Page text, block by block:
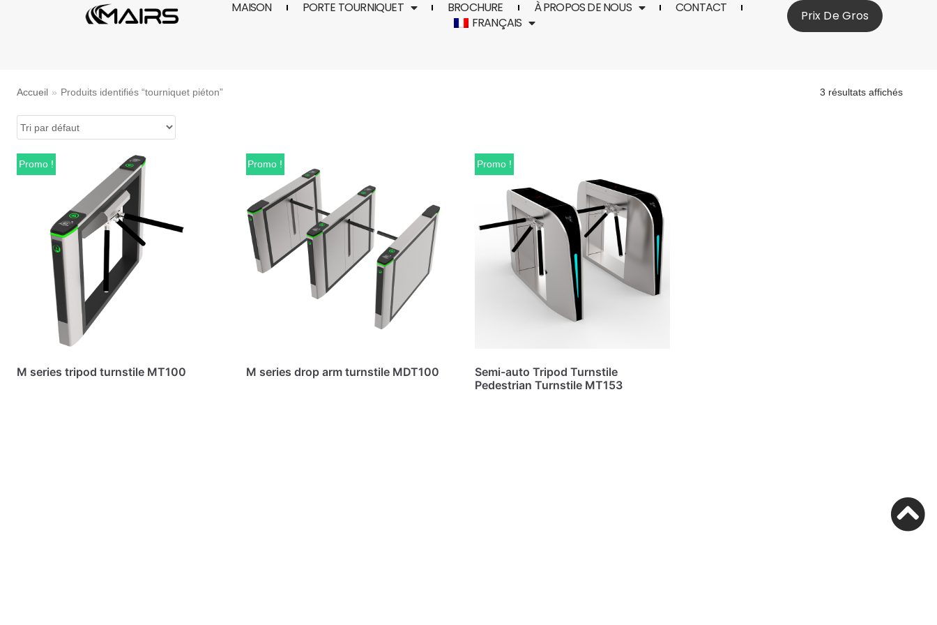
MAISON PORTE TOURNIQUET BROCHURE À PROPOS DE NOUS
CONTACT
FRANÇAIS
Prix De Gros
Accueil » Produits identifiés “tourniquet piéton” 3 résultats affichés
Promo !
M series tripod turnstile MT100
Promo !
M series drop arm turnstile MDT100
Promo !
Semi-auto Tripod Turnstile
Pedestrian Turnstile MT153